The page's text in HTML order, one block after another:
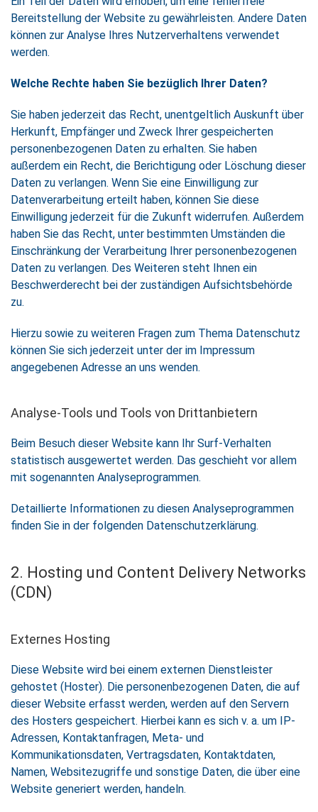
Bereitstellung der Website zu gewährleisten. Andere Daten
können zur Analyse Ihres Nutzerverhaltens verwendet
werden.
Welche Rechte haben Sie bezüglich Ihrer Daten?
Sie haben jederzeit das Recht, unentgeltlich Auskunft über
Herkunft, Empfänger und Zweck Ihrer gespeicherten
personenbezogenen Daten zu erhalten. Sie haben
außerdem ein Recht, die Berichtigung oder Löschung dieser
Daten zu verlangen. Wenn Sie eine Einwilligung zur
Datenverarbeitung erteilt haben, können Sie diese
Einwilligung jederzeit für die Zukunft widerrufen. Außerdem
haben Sie das Recht, unter bestimmten Umständen die
Einschränkung der Verarbeitung Ihrer personenbezogenen
Daten zu verlangen. Des Weiteren steht Ihnen ein
Beschwerderecht bei der zuständigen Aufsichtsbehörde
zu.
Hierzu sowie zu weiteren Fragen zum Thema Datenschutz
können Sie sich jederzeit unter der im Impressum
angegebenen Adresse an uns wenden.
Analyse-Tools und Tools von Dritt­anbietern
Beim Besuch dieser Website kann Ihr Surf-Verhalten
statistisch ausgewertet werden. Das geschieht vor allem
mit sogenannten Analyseprogrammen.
Detaillierte Informationen zu diesen Analyseprogrammen
finden Sie in der folgenden Datenschutzerklärung.
2. Hosting und Content Delivery Networks
(CDN)
Externes Hosting
Diese Website wird bei einem externen Dienstleister
gehostet (Hoster). Die personenbezogenen Daten, die auf
dieser Website erfasst werden, werden auf den Servern
des Hosters gespeichert. Hierbei kann es sich v. a. um IP-
Adressen, Kontaktanfragen, Meta- und
Kommunikationsdaten, Vertragsdaten, Kontaktdaten,
Namen, Websitezugriffe und sonstige Daten, die über eine
Website generiert werden, handeln.